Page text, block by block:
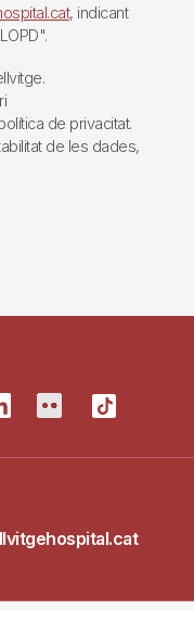
, indicant
de privacitat.
de les dades,